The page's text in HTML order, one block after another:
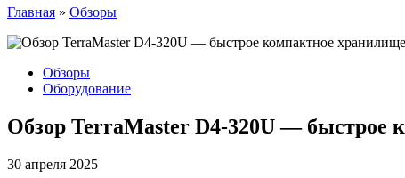
Главная » Обзоры
Обзоры
Оборудование
Обзор TerraMaster D4-320U — быстрое
30 апреля 2025